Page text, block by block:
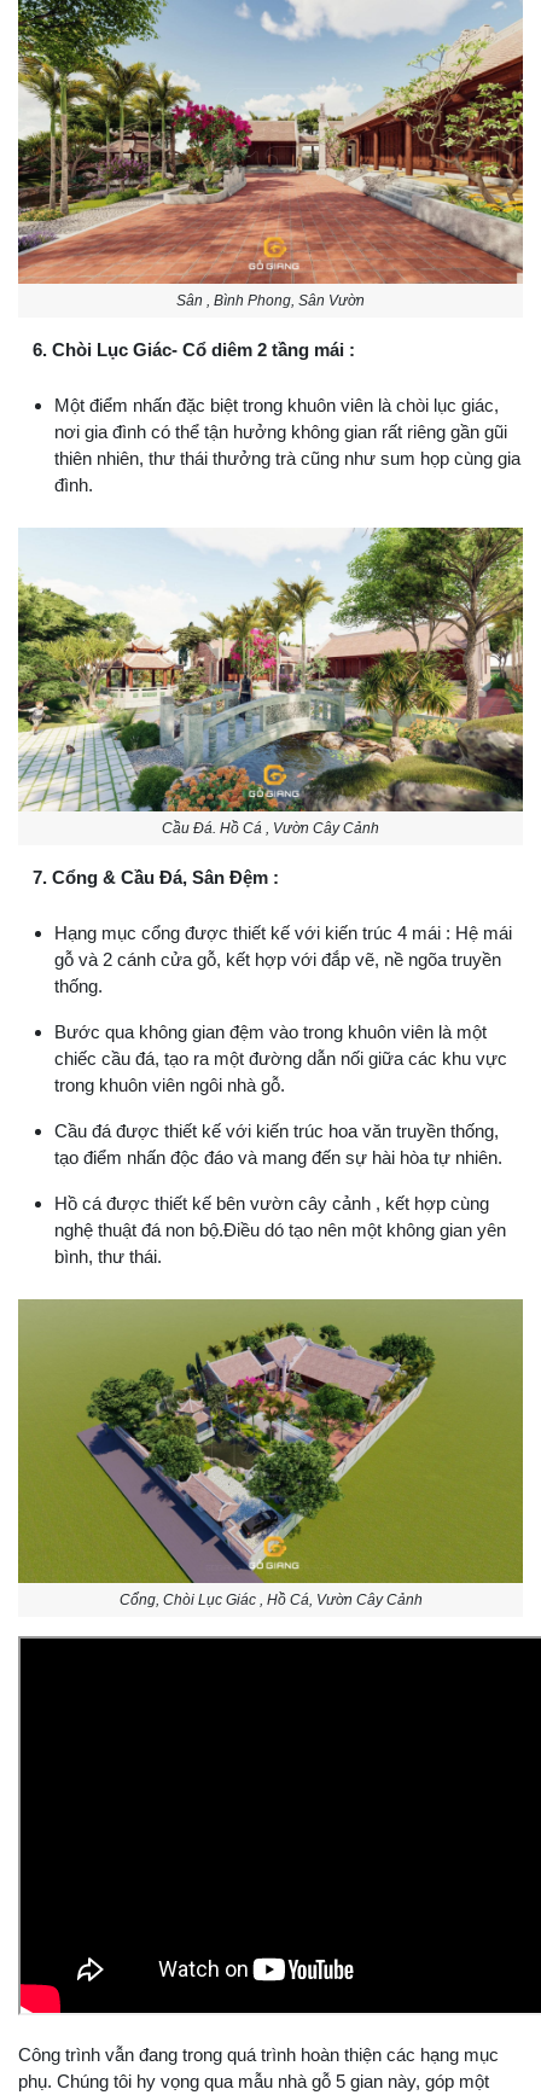
Sân , Bình Phong, Sân Vườn
6. Chòi Lục Giác- Cổ diêm 2 tầng mái :
Một điểm nhấn đặc biệt trong khuôn viên là chòi lục giác,
nơi gia đình có thể tận hưởng không gian rất riêng gần gũi
thiên nhiên, thư thái thưởng trà cũng như sum họp cùng gia
đình.
Cầu Đá. Hồ Cá , Vườn Cây Cảnh
7. Cổng & Cầu Đá, Sân Đệm :
Hạng mục cổng được thiết kế với kiến trúc 4 mái : Hệ mái
gỗ và 2 cánh cửa gỗ, kết hợp với đắp vẽ, nề ngõa truyền
thống.
Bước qua không gian đệm vào trong khuôn viên là một
chiếc cầu đá, tạo ra một đường dẫn nối giữa các khu vực
trong khuôn viên ngôi nhà gỗ.
Cầu đá được thiết kế với kiến trúc hoa văn truyền thống,
tạo điểm nhấn độc đáo và mang đến sự hài hòa tự nhiên.
Hồ cá được thiết kế bên vườn cây cảnh , kết hợp cùng
nghệ thuật đá non bộ.Điều dó tạo nên một không gian yên
bình, thư thái.
Cổng, Chòi Lục Giác , Hồ Cá, Vườn Cây Cảnh
Công trình vẫn đang trong quá trình hoàn thiện các hạng mục
phụ. Chúng tôi hy vọng qua mẫu nhà gỗ 5 gian này, góp một